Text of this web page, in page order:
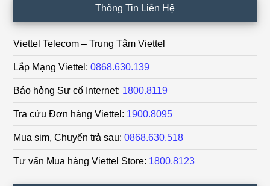
Thông Tin Liên Hệ
Viettel Telecom – Trung Tâm Viettel
Lắp Mạng Viettel: 0868.630.139
Báo hỏng Sự cố Internet: 1800.8119
Tra cứu Đơn hàng Viettel: 1900.8095
Mua sim, Chuyển trả sau: 0868.630.518
Tư vấn Mua hàng Viettel Store: 1800.8123